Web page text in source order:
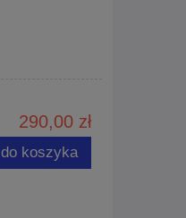
290,00 zł
do koszyka